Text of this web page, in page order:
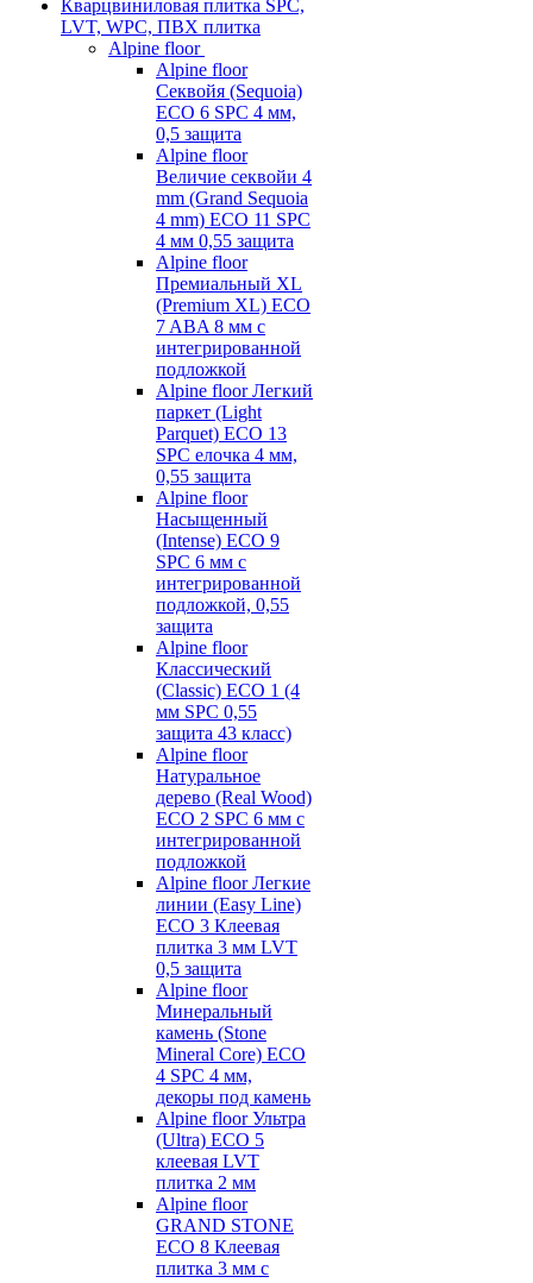
Кварцвиниловая плитка SPC,
LVT, WPC, ПВХ плитка
Alpine floor
Alpine floor
Секвойя (Sequoia)
ECO 6 SPC 4 мм,
0,5 защита
Alpine floor
Величие секвойи 4
mm (Grand Sequoia
4 mm) ECO 11 SPC
4 мм 0,55 защита
Alpine floor
Премиальный XL
(Premium XL) ECO
7 ABA 8 мм с
интегрированной
подложкой
Alpine floor Легкий
паркет (Light
Parquet) ECO 13
SPC елочка 4 мм,
0,55 защита
Alpine floor
Насыщенный
(Intense) ECO 9
SPC 6 мм с
интегрированной
подложкой, 0,55
защита
Alpine floor
Классический
(Classic) ECO 1 (4
мм SPC 0,55
защита 43 класс)
Alpine floor
Натуральное
дерево (Real Wood)
ECO 2 SPC 6 мм с
интегрированной
подложкой
Alpine floor Легкие
линии (Easy Line)
ECO 3 Клеевая
плитка 3 мм LVT
0,5 защита
Alpine floor
Минеральный
камень (Stone
Mineral Core) ECO
4 SPC 4 мм,
декоры под камень
Alpine floor Ультра
(Ultra) ECO 5
клеевая LVT
плитка 2 мм
Alpine floor
GRAND STONE
ECO 8 Клеевая
плитка 3 мм с